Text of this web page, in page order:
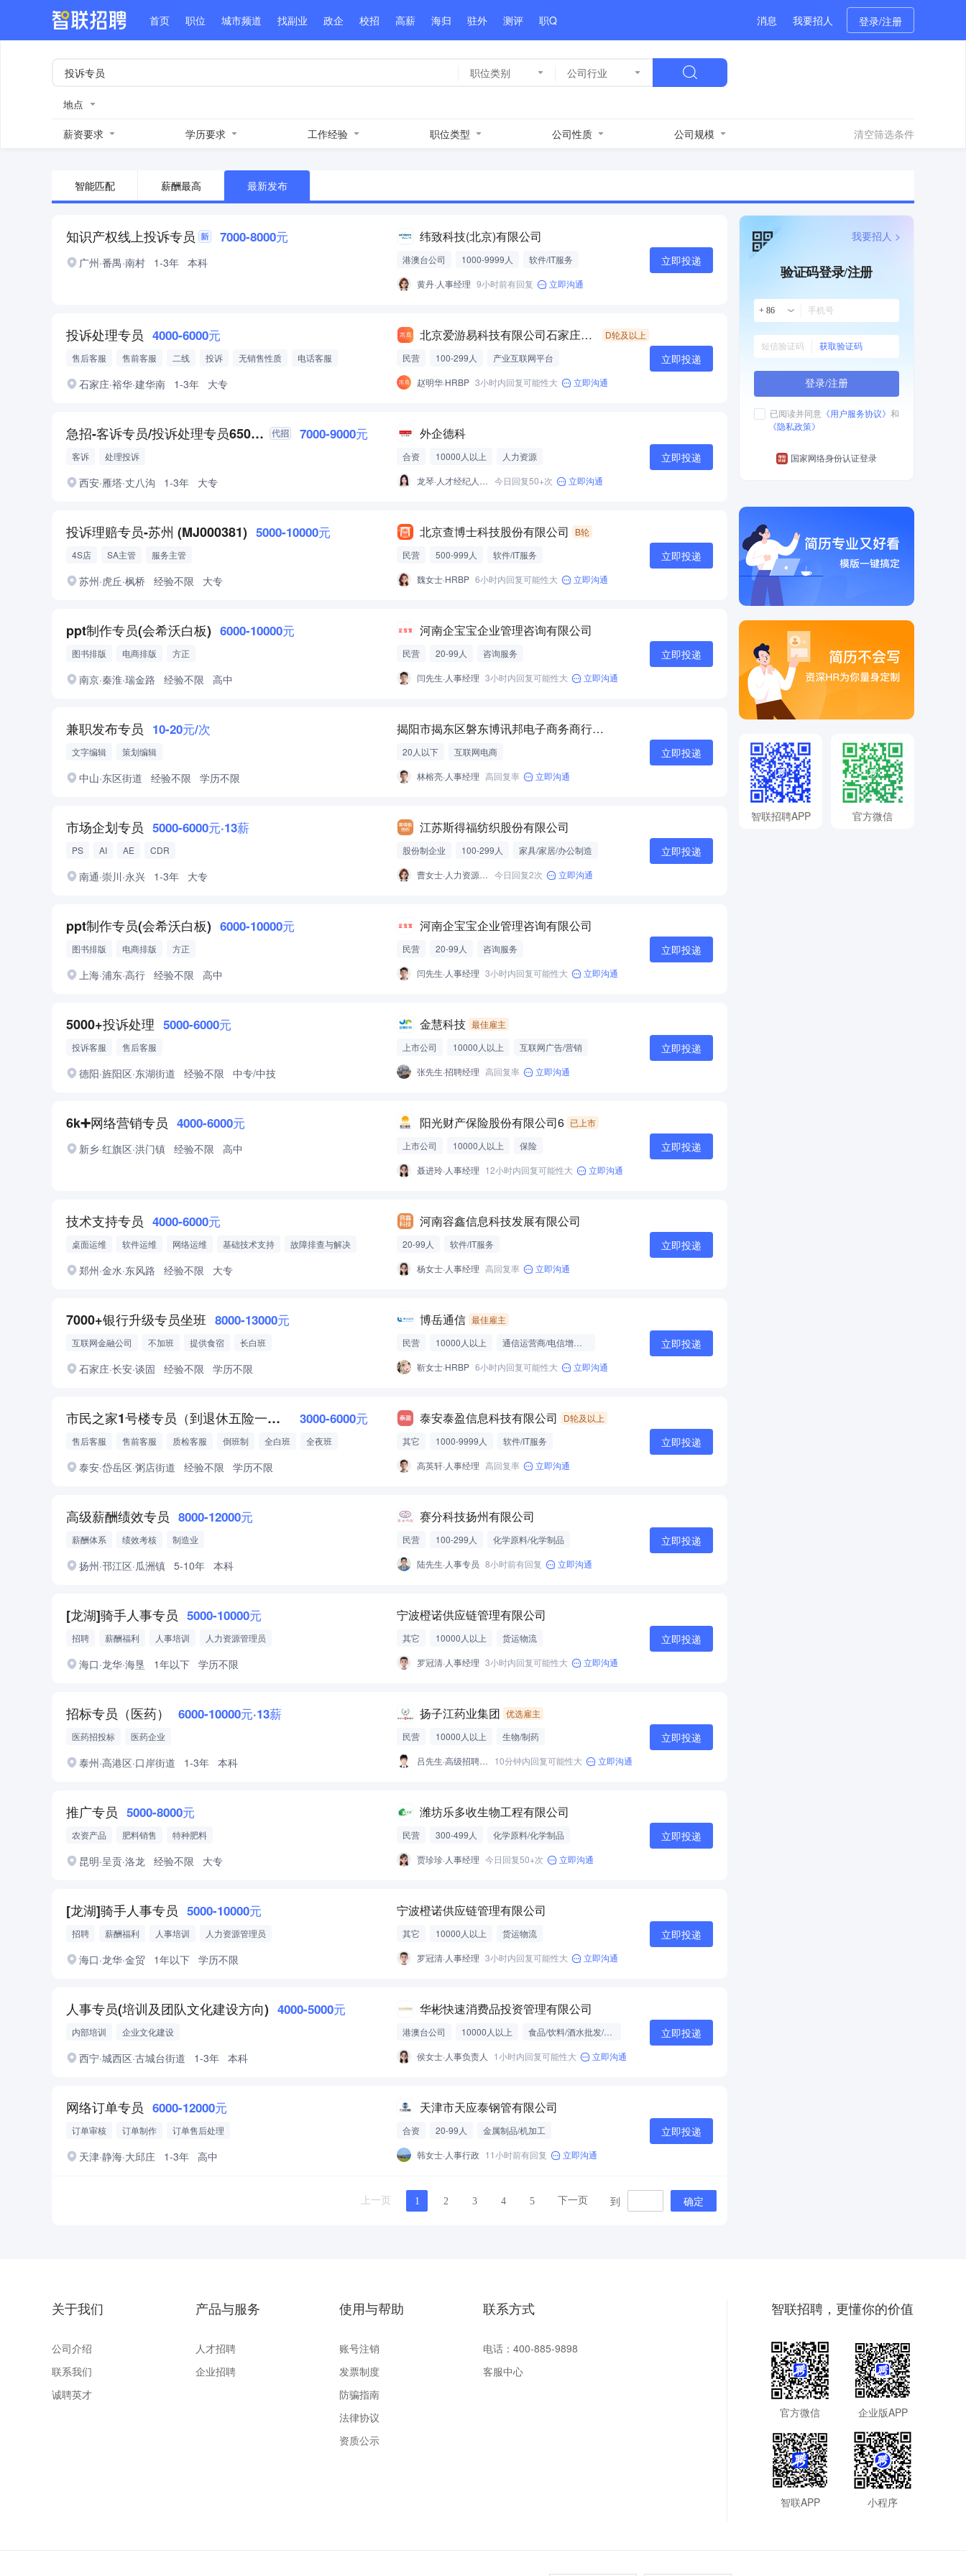
首页 职位 城市频道 找副业 政企 校招 高薪 海归 驻外 测评 职Q 消息 我要招人 登录/注册
职位类别 公司行业
地点
薪资要求 学历要求 工作经验 职位类型 公司性质 公司规模 清空筛选条件
智能匹配 薪酬最高 最新发布
知识产权线上投诉专员 7000-8000元
广州·番禺·南村 1-3年 本科
纬致科技(北京)有限公司
港澳台公司 1000-9999人
软件/IT服务
黄丹·人事经理 9小时前有回复 立即沟通
立即投递
投诉处理专员 4000-6000元
售后客服 售前客服 二线 投诉 无销售性质
电话客服
石家庄·裕华·建华南 1-3年 大专
北京爱游易科技有限公司石家庄分公司
D轮及以上
民营
100-299人
产业互联网平台
赵明华·HRBP 3小时内回复可能性大 立即沟通
立即投递
急招-客诉专员/投诉处理专员6500底薪(做五休二） 7000-9000元
客诉 处理投诉
西安·雁塔·丈八沟 1-3年 大专
外企德科
合资 10000人以上
人力资源
龙琴·人才经纪人-经营性招聘服务 今日回复50+次 立即沟通
立即投递
投诉理赔专员-苏州 (MJ000381) 5000-10000元
4S店 SA主管 服务主管
苏州·虎丘·枫桥 经验不限 大专
北京查博士科技股份有限公司
B轮
民营
500-999人
软件/IT服务
魏女士·HRBP 6小时内回复可能性大 立即沟通
立即投递
ppt制作专员(会希沃白板) 6000-10000元
图书排版 电商排版 方正
南京·秦淮·瑞金路 经验不限 高中
河南企宝宝企业管理咨询有限公司
民营 20-99人
咨询服务
闫先生·人事经理 3小时内回复可能性大 立即沟通
立即投递
兼职发布专员 10-20元/次
文字编辑 策划编辑
中山·东区街道 经验不限 学历不限
揭阳市揭东区磐东博讯邦电子商务商行(个体工商户)
20人以下
互联网电商
林榕亮·人事经理 高回复率 立即沟通
立即投递
市场企划专员 5000-6000元·13薪
PS AI AE CDR
南通·崇川·永兴 1-3年 大专
江苏斯得福纺织股份有限公司
股份制企业 100-299人
家具/家居/办公制造
曹女士·人力资源专员 今日回复2次 立即沟通
立即投递
ppt制作专员(会希沃白板) 6000-10000元
图书排版 电商排版 方正
上海·浦东·高行 经验不限 高中
河南企宝宝企业管理咨询有限公司
民营 20-99人
咨询服务
闫先生·人事经理 3小时内回复可能性大 立即沟通
立即投递
5000+投诉处理 5000-6000元
投诉客服 售后客服
德阳·旌阳区·东湖街道 经验不限 中专/中技
金慧科技 最佳雇主
上市公司
10000人以上
互联网广告/营销
张先生·招聘经理 高回复率 立即沟通
立即投递
6k➕网络营销专员 4000-6000元
新乡·红旗区·洪门镇 经验不限 高中
阳光财产保险股份有限公司6 已上市
上市公司
10000人以上
保险
聂进玲·人事经理 12小时内回复可能性大 立即沟通
立即投递
技术支持专员 4000-6000元
桌面运维 软件运维 网络运维 基础技术支持
故障排查与解决
郑州·金水·东风路 经验不限 大专
河南容鑫信息科技发展有限公司
20-99人
软件/IT服务
杨女士·人事经理 高回复率 立即沟通
立即投递
7000+银行升级专员坐班 8000-13000元
互联网金融公司 不加班 提供食宿 长白班
石家庄·长安·谈固 经验不限 学历不限
博岳通信 最佳雇主
民营
10000人以上
通信运营商/电信增值服务
靳女士·HRBP 6小时内回复可能性大 立即沟通
立即投递
市民之家1号楼专员（到退休五险一金） 3000-6000元
售后客服 售前客服 质检客服 倒班制 全白班 全夜班
泰安·岱岳区·粥店街道 经验不限 学历不限
泰安泰盈信息科技有限公司
D轮及以上
其它
1000-9999人
软件/IT服务
高英轩·人事经理 高回复率 立即沟通
立即投递
高级薪酬绩效专员 8000-12000元
薪酬体系 绩效考核 制造业
扬州·邗江区·瓜洲镇 5-10年 本科
赛分科技扬州有限公司
民营 100-299人
化学原料/化学制品
陆先生·人事专员 8小时前有回复 立即沟通
立即投递
[龙湖]骑手人事专员 5000-10000元
招聘 薪酬福利 人事培训
人力资源管理员
海口·龙华·海垦 1年以下 学历不限
宁波橙诺供应链管理有限公司
其它 10000人以上
货运物流
罗冠清·人事经理 3小时内回复可能性大 立即沟通
立即投递
招标专员（医药） 6000-10000元·13薪
医药招投标 医药企业
泰州·高港区·口岸街道 1-3年 本科
扬子江药业集团 优选雇主
民营
10000人以上
生物/制药
吕先生·高级招聘专员
10分钟内回复可能性大 立即沟通
立即投递
推广专员 5000-8000元
农资产品 肥料销售 特种肥料
昆明·呈贡·洛龙 经验不限 大专
潍坊乐多收生物工程有限公司
民营 300-499人
化学原料/化学制品
贾珍珍·人事经理 今日回复50+次 立即沟通
立即投递
[龙湖]骑手人事专员 5000-10000元
招聘 薪酬福利 人事培训
人力资源管理员
海口·龙华·金贸 1年以下 学历不限
宁波橙诺供应链管理有限公司
其它 10000人以上
货运物流
罗冠清·人事经理 3小时内回复可能性大 立即沟通
立即投递
人事专员(培训及团队文化建设方向) 4000-5000元
内部培训 企业文化建设
西宁·城西区·古城台街道 1-3年 本科
华彬快速消费品投资管理有限公司
港澳台公司 10000人以上
食品/饮料/酒水批发/零售/贸易
侯女士·人事负责人
1小时内回复可能性大 立即沟通
立即投递
网络订单专员 6000-12000元
订单审核 订单制作 订单售后处理
天津·静海·大邱庄 1-3年 高中
天津市天应泰钢管有限公司
合资 20-99人
金属制品/机加工
韩女士·人事行政 11小时前有回复 立即沟通
立即投递
上一页 1 2 3 4 5 下一页 到 确定
验证码登录/注册
+ 86
获取验证码
登录/注册
已阅读并同意 《用户服务协议》 和
《隐私政策》
国家网络身份认证登录
我要招人 >
智联招聘APP 官方微信
关于我们
公司介绍
联系我们
诚聘英才
产品与服务
人才招聘
企业招聘
使用与帮助
账号注销
发票制度
防骗指南
法律协议
资质公示
联系方式
电话：400-885-9898
客服中心
智联招聘，更懂你的价值
官方微信 企业版APP
智联APP 小程序